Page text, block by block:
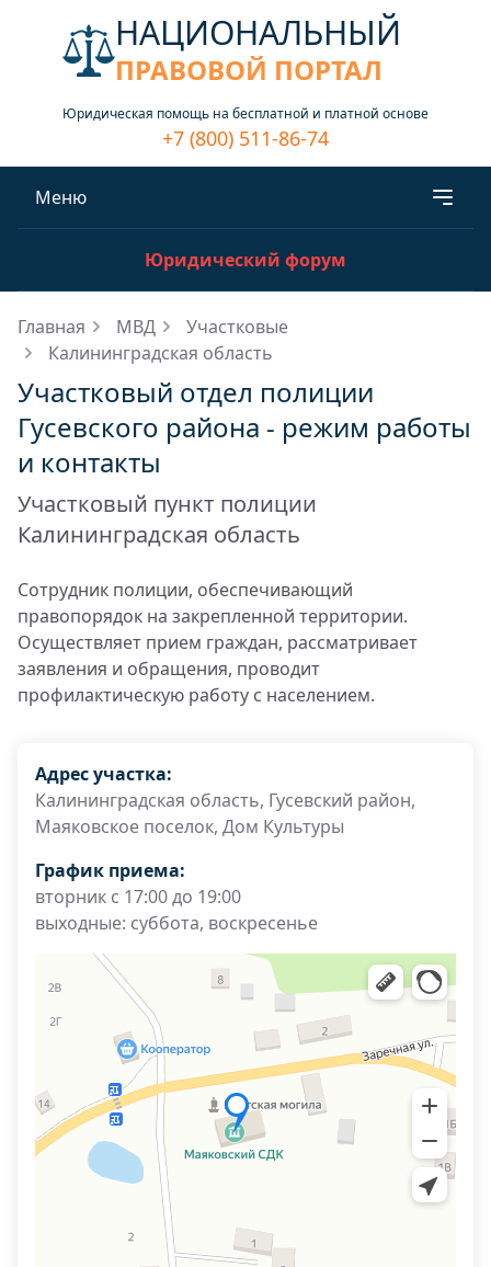
НАЦИОНАЛЬНЫЙ
ПРАВОВОЙ ПОРТАЛ
Юридическая помощь на бесплатной и платной основе
+7 (800) 511-86-74
Меню
Юридический форум
Главная МВД
Участковые
Калининградская область
Участковый отдел полиции
Гусевского района - режим работы
и контакты
Участковый пункт полиции
Калининградская область
Сотрудник полиции, обеспечивающий
правопорядок на закрепленной территории.
Осуществляет прием граждан, рассматривает
заявления и обращения, проводит
профилактическую работу с населением.
Адрес участка:
Калининградская область, Гусевский район,
Маяковское поселок, Дом Культуры
График приема:
вторник с 17:00 до 19:00
выходные: суббота, воскресенье